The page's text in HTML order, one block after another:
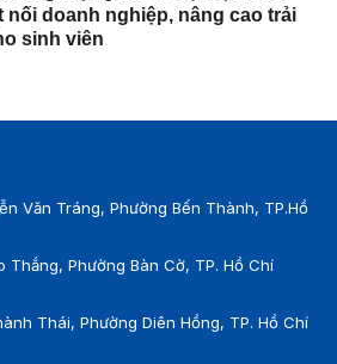
doanh nghiệp, nâng cao trải
sinh viên
Văn Tráng, Phường Bến Thành, TP.Hồ
Thắng, Phường Bàn Cờ, TP. Hồ Chí
Thái, Phường Diên Hồng, TP. Hồ Chí